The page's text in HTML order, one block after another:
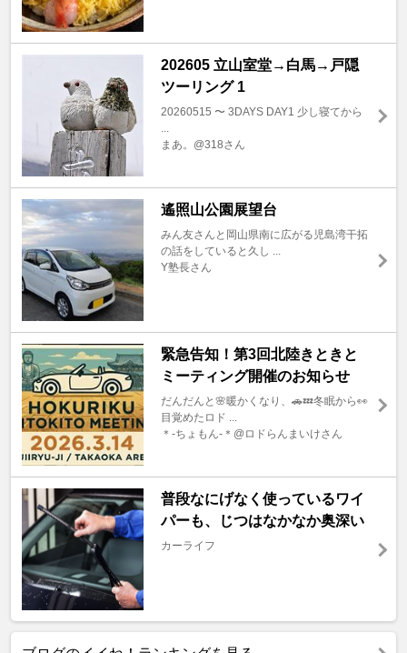
202605 立山室堂→白馬→戸隠
ツーリング 1
20260515 〜 3DAYS DAY1 少し寝てから
...
まあ。@318さん
遙照山公園展望台
みん友さんと岡山県南に広がる児島湾干拓
の話をしていると久し ...
Y塾長さん
緊急告知！第3回北陸きときと
ミーティング開催のお知らせ
だんだんと🌸暖かくなり、🚗💤冬眠から👀
目覚めたロド ...
＊-ちょもん-＊@ロドらんまいけさん
普段なにげなく使っているワイ
パーも、じつはなかなか奥深い
カーライフ